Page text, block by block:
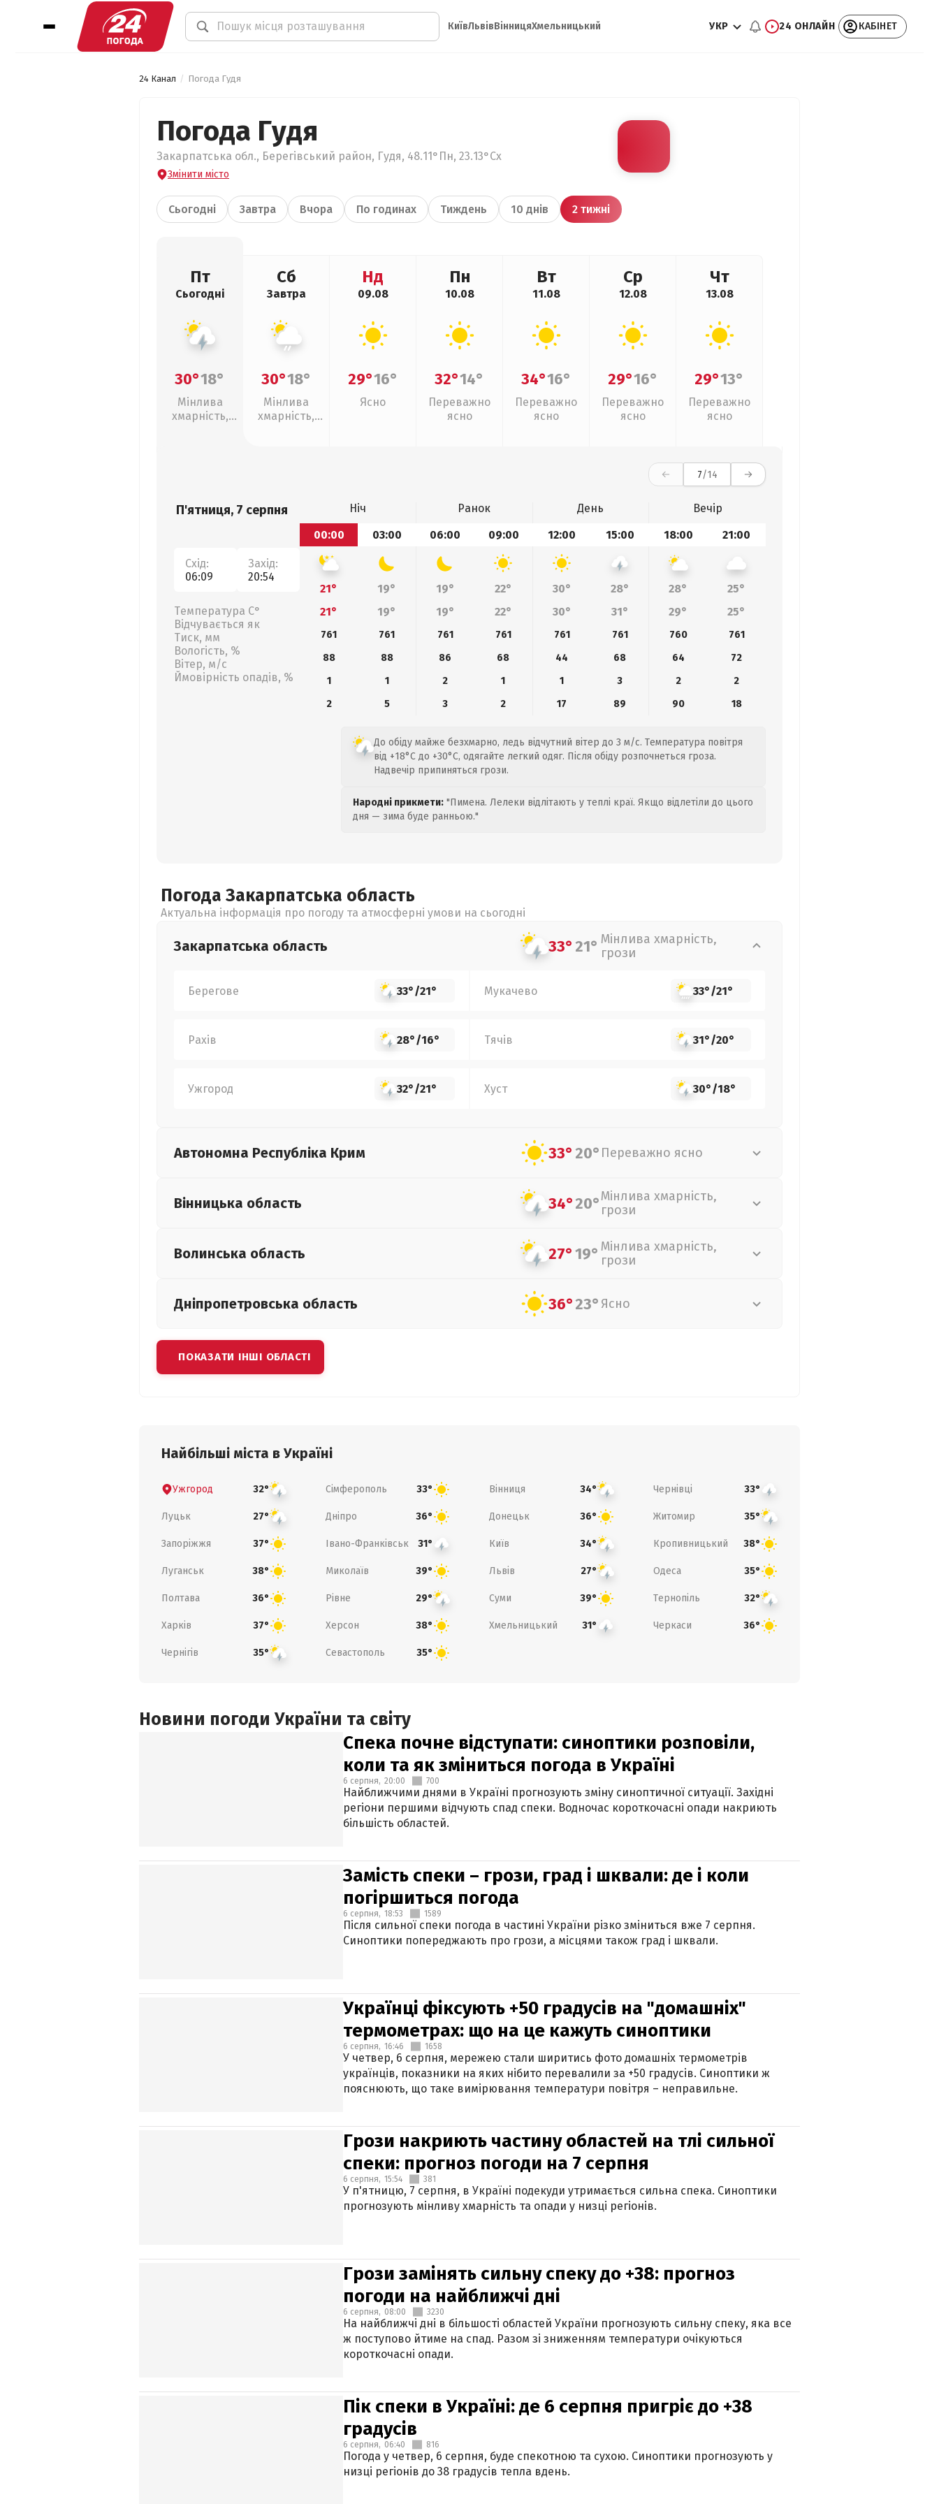
КиївЛьвівВінницяХмельницький УКР 24 ОНЛАЙН КАБІНЕТ
24 Канал Погода Гудя
Погода Гудя
Закарпатська обл., Берегівський район, Гудя, 48.11°Пн, 23.13°Сх
Змінити місто
Сьогодні Завтра Вчора По годинах Тиждень 10 днів 2 тижні
Пт
Сьогодні
30°18°
Мінлива
хмарність,
Сб
Завтра
30°18°
Мінлива
хмарність,
Нд
09.08
29°16°
Ясно
Пн
10.08
32°14°
Переважно
ясно
Вт
11.08
34°16°
Переважно
ясно
Ср
12.08
29°16°
Переважно
ясно
Чт
13.08
29°13°
Переважно
ясно
7/14
П'ятниця, 7 серпня
Схід:
06:09
Захід:
20:54
Температура С°
Відчувається як
Тиск, мм
Вологість, %
Вітер, м/с
Ймовірність опадів, %
Ніч Ранок День
Вечір
00:00
03:00 06:00 09:00 12:00 15:00 18:00 21:00
21° 19° 19° 22° 30° 28° 28°
25°
21°
19° 19° 22° 30° 31° 29° 25°
761 761 761 761 761 761 760
761
88
88 86 68 44 68 64
72
1
1 2 1 1 3 2
2
2
5 3 2 17 89 90 18
До обіду майже безхмарно, ледь відчутний вітер до 3 м/с. Температура повітря
від +18°C до +30°C, одягайте легкий одяг. Після обіду розпочнеться гроза.
Надвечір припиняться грози.
Народні прикмети: "Пимена. Лелеки відлітають у теплі краї. Якщо відлетіли до цього
дня — зима буде ранньою."
Погода Закарпатська область
Актуальна інформація про погоду та атмосферні умови на сьогодні
Закарпатська область 33°21° Мінлива хмарність,
грози
Берегове 33°/21° Мукачево 33°/21°
Рахів 28°/16° Тячів 31°/20°
Ужгород 32°/21° Хуст 30°/18°
Автономна Республіка Крим 33°20° Переважно ясно
Вінницька область 34°20°Мінлива хмарність,
грози
Волинська область 27°19° Мінлива хмарність,
грози
Дніпропетровська область 36°23° Ясно
ПОКАЗАТИ ІНШІ ОБЛАСТІ
Найбільші міста в Україні
Ужгород 32° Сімферополь 33° Вінниця 34° Чернівці 33°
Луцьк 27° Дніпро 36° Донецьк 36° Житомир 35°
Запоріжжя 37° Івано-Франківськ 31° Київ 34° Кропивницький 38°
Луганськ 38° Миколаїв 39° Львів 27° Одеса 35°
Полтава 36° Рівне 29° Суми 39° Тернопіль 32°
Харків 37° Херсон 38° Хмельницький 31° Черкаси 36°
Чернігів 35° Севастополь 35°
Новини погоди України та світу
Спека почне відступати: синоптики розповіли,
коли та як зміниться погода в Україні
6 серпня, 20:00 700
Найближчими днями в Україні прогнозують зміну синоптичної ситуації. Західні
регіони першими відчують спад спеки. Водночас короткочасні опади накриють
більшість областей.
Замість спеки – грози, град і шквали: де і коли
погіршиться погода
6 серпня, 18:53 1589
Після сильної спеки погода в частині України різко зміниться вже 7 серпня.
Синоптики попереджають про грози, а місцями також град і шквали.
Українці фіксують +50 градусів на "домашніх"
термометрах: що на це кажуть синоптики
6 серпня, 16:46 1658
У четвер, 6 серпня, мережею стали ширитись фото домашніх термометрів
українців, показники на яких нібито перевалили за +50 градусів. Синоптики ж
пояснюють, що таке вимірювання температури повітря – неправильне.
Грози накриють частину областей на тлі сильної
спеки: прогноз погоди на 7 серпня
6 серпня, 15:54 381
У п'ятницю, 7 серпня, в Україні подекуди утримається сильна спека. Синоптики
прогнозують мінливу хмарність та опади у низці регіонів.
Грози замінять сильну спеку до +38: прогноз
погоди на найближчі дні
6 серпня, 08:00 3230
На найближчі дні в більшості областей України прогнозують сильну спеку, яка все
ж поступово йтиме на спад. Разом зі зниженням температури очікуються
короткочасні опади.
Пік спеки в Україні: де 6 серпня пригріє до +38
градусів
6 серпня, 06:40 816
Погода у четвер, 6 серпня, буде спекотною та сухою. Синоптики прогнозують у
низці регіонів до 38 градусів тепла вдень.